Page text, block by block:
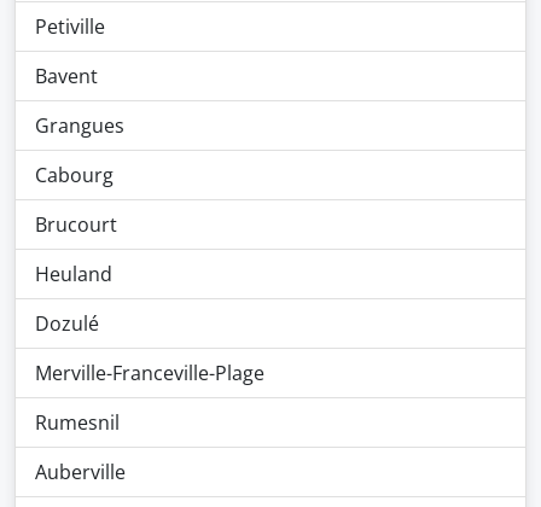
Petiville
Bavent
Grangues
Cabourg
Brucourt
Heuland
Dozulé
Merville-Franceville-Plage
Rumesnil
Auberville